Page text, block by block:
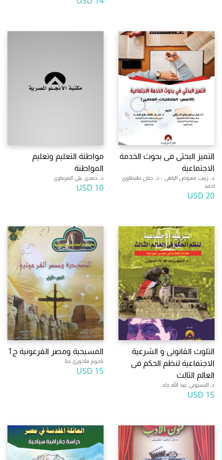
التميز البحثى فى بحوث الخدمة
الاجتماعية
د. زينب معوض الباهى - د. حنان طنطاوى
احمد
20 USD
مواطنة التعليم وتعليم
المواطنة
د. حمدى على الفرماوى
10 USD
التلوث القانونى و الشرعية
الاجتماعية لنظم الحكم فى
العالم الثالث
د. البسيونى عبد الله جاد
15 USD
المسيحية ومصر الفرعونية ج1
باخوم فاخورى حنا
15 USD